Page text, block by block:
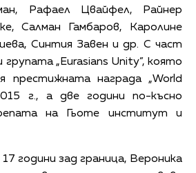
Рафаел Цвайфел, Райнер
Салман Гамбаров, Каролине
Синтия Завен и др. С част
„Eurasians Unity”, която
престижната награда „World
г., а две години по-късно
на Гьоте институт и
години зад граница, Вероника